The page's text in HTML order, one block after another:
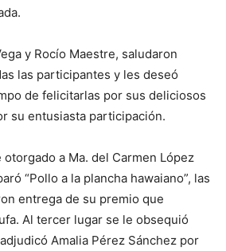
y Rocío Maestre, saludaron
las participantes y les deseó
de felicitarlas por sus deliciosos
su entusiasta participación.
a Ma. del Carmen López
“Pollo a la plancha hawaiano”, las
entrega de su premio que
Al tercer lugar se le obsequió
Amalia Pérez Sánchez por